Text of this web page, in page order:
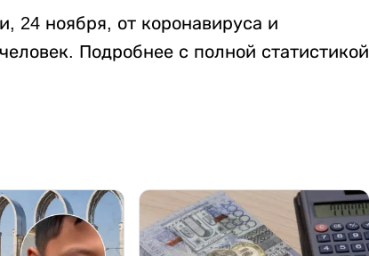
24 ноября, от коронавируса и
Подробнее с полной статистикой